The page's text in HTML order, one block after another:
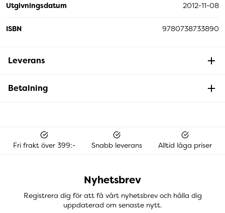
Utgivningsdatum 2012-11-08
ISBN 9780738733890
Leverans
Betalning
Fri frakt över 399:- Snabb leverans Alltid låga priser
Nyhetsbrev
Registrera dig för att få vårt nyhetsbrev och hålla dig
uppdaterad om senaste nytt.